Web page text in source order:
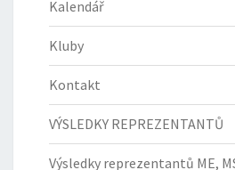
Kalendář
Kluby
Kontakt
VÝSLEDKY REPREZENTANTŮ
Výsledky reprezentantů ME,